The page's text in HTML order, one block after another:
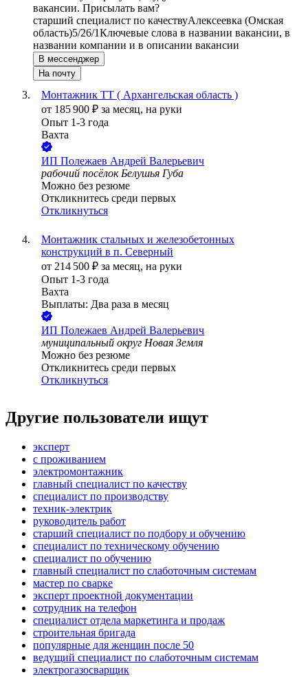
вакансии. Присылать вам?
старший специалист по качествуАлексеевка (Омская
область)5/26/1Ключевые слова в названии вакансии, в
названии компании и в описании вакансии
В мессенджер
На почту
Монтажник ТТ ( Архангельская область )
от 185 900 ₽ за месяц, на руки
Опыт 1-3 года
Вахта
ИП Полежаев Андрей Валерьевич
рабочий посёлок Белушья Губа
Можно без резюме
Откликнитесь среди первых
Откликнуться
Монтажник стальных и железобетонных
конструкций в п. Северный
от 214 500 ₽ за месяц, на руки
Опыт 1-3 года
Вахта
Выплаты: Два раза в месяц
ИП Полежаев Андрей Валерьевич
муниципальный округ Новая Земля
Можно без резюме
Откликнитесь среди первых
Откликнуться
Другие пользователи ищут
эксперт
с проживанием
электромонтажник
главный специалист по качеству
специалист по производству
техник-электрик
руководитель работ
старший специалист по подбору и обучению
специалист по техническому обучению
специалист по обучению
главный специалист по слаботочным системам
мастер по сварке
эксперт проектной документации
сотрудник на телефон
специалист отдела маркетинга и продаж
строительная бригада
популярные для женщин после 50
ведущий специалист по слаботочным системам
электрогазосварщик